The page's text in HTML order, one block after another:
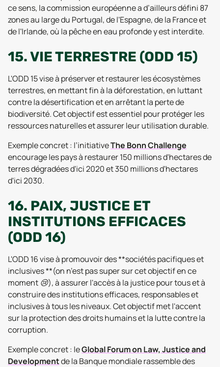
ce sens, la commission européenne a d’ailleurs défini 87
zones au large du Portugal, de l'Espagne, de la France et
de l'Irlande, où la pêche en eau profonde y est interdite.
15. VIE TERRESTRE (ODD 15)
L'ODD 15 vise à préserver et restaurer les écosystèmes
terrestres, en mettant fin à la déforestation, en luttant
contre la désertification et en arrêtant la perte de
biodiversité. Cet objectif est essentiel pour protéger les
ressources naturelles et assurer leur utilisation durable.
Exemple concret : l’initiativeThe Bonn Challenge
encourage les pays à restaurer 150 millions d'hectares de
terres dégradées d'ici 2020 et 350 millions d'hectares
d'ici 2030.
16. PAIX, JUSTICE ET
INSTITUTIONS EFFICACES
(ODD 16)
L'ODD 16 vise à promouvoir des **sociétés pacifiques et
inclusives **(on n’est pas super sur cet objectif en ce
moment 😢), à assurer l'accès à la justice pour tous et à
construire des institutions efficaces, responsables et
inclusives à tous les niveaux. Cet objectif met l'accent
sur la protection des droits humains et la lutte contre la
corruption.
Exemple concret : leGlobal Forum on Law, Justice and
Developmentde la Banque mondiale rassemble des